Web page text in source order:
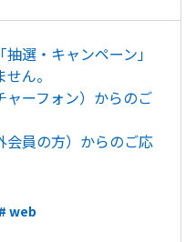
選・キャンペーン」
ん。
ャーフォン）からのご
会員の方）からのご応
# web